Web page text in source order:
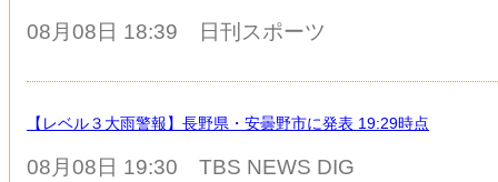
08月08日 18:39 日刊スポーツ
【レベル３大雨警報】長野県・安曇野市に発表 19:29時点
08月08日 19:30 TBS NEWS DIG